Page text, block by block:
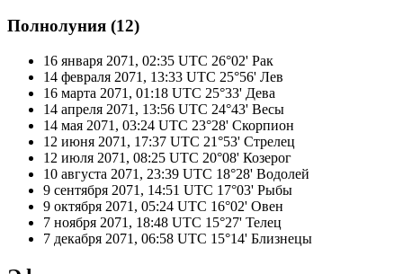
Полнолуния (12)
16 января 2071, 02:35 UTC 26°02' Рак
14 февраля 2071, 13:33 UTC 25°56' Лев
16 марта 2071, 01:18 UTC 25°33' Дева
14 апреля 2071, 13:56 UTC 24°43' Весы
14 мая 2071, 03:24 UTC 23°28' Скорпион
12 июня 2071, 17:37 UTC 21°53' Стрелец
12 июля 2071, 08:25 UTC 20°08' Козерог
10 августа 2071, 23:39 UTC 18°28' Водолей
9 сентября 2071, 14:51 UTC 17°03' Рыбы
9 октября 2071, 05:24 UTC 16°02' Овен
7 ноября 2071, 18:48 UTC 15°27' Телец
7 декабря 2071, 06:58 UTC 15°14' Близнецы